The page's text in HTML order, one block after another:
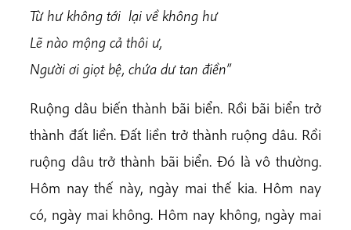
Từ hư không tới lại về không hư
Lẽ nào mộng cả thôi ư,
Người ơi giọt bệ, chứa dư tan điền”
Ruộng dâu biến thành bãi biển. Rồi bãi biển trở
thành đất liền. Đất liền trở thành ruộng dâu. Rồi
ruộng dâu trở thành bãi biển. Đó là vô thường.
Hôm nay thế này, ngày mai thế kia. Hôm nay
có, ngày mai không. Hôm nay không, ngày mai